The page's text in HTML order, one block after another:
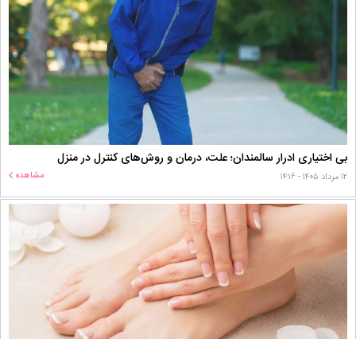
بی اختیاری ادرار سالمندان؛ علت، درمان و روش‌های کنترل در منزل
۱۲ مرداد ۱۴۰۵ - ۱۴:۱۶ مشاهده